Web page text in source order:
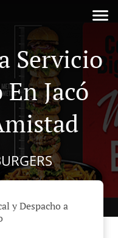
Servicio
Jacó
y Despacho a